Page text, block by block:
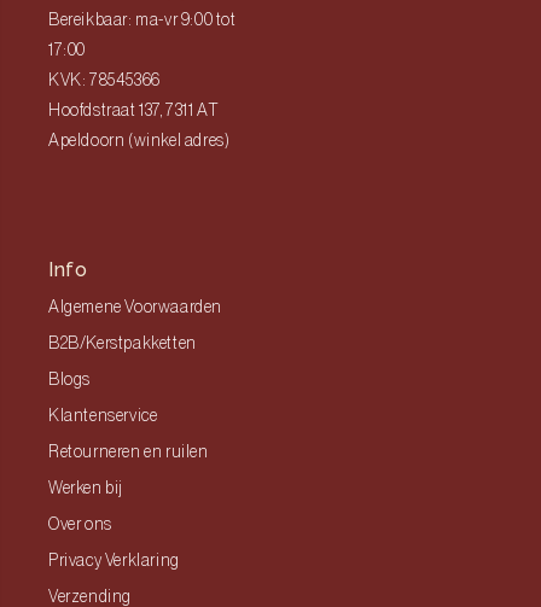
Bereikbaar: ma-vr 9:00 tot
17:00
KVK: 78545366
Hoofdstraat 137, 7311 AT
Apeldoorn (winkel adres)
Info
Algemene Voorwaarden
B2B/Kerstpakketten
Blogs
Klantenservice
Retourneren en ruilen
Werken bij
Over ons
Privacy Verklaring
Verzending